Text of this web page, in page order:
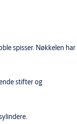
spisser. Nøkkelen har
stifter og